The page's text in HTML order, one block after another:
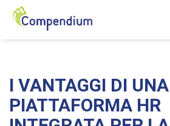
Skip to main content
I VANTAGGI DI UNA
PIATTAFORMA HR